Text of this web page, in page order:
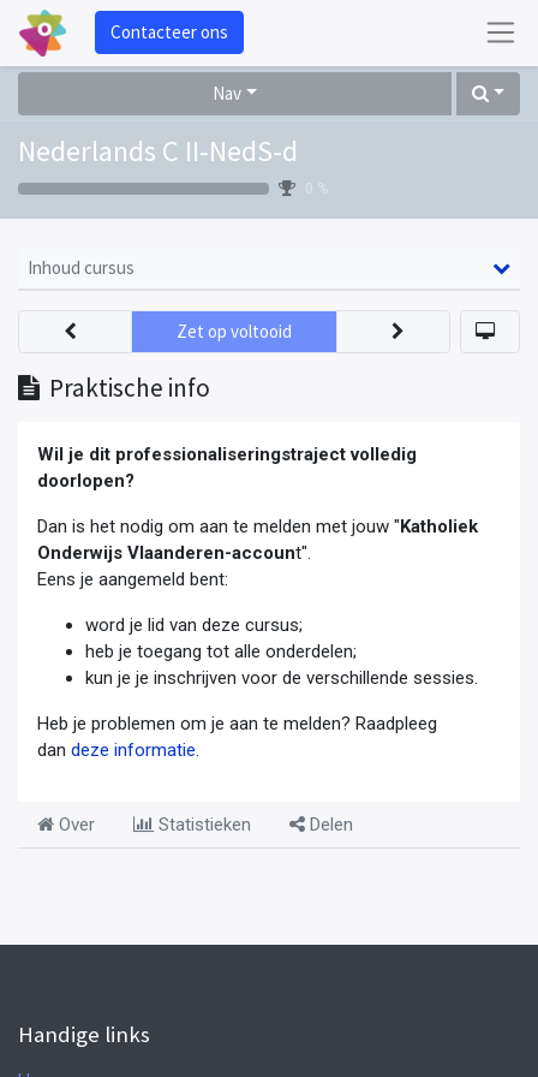
Contacteer ons
Nav
Nederlands C II-NedS-d
0 %
Inhoud cursus
Praktische info
Zet op voltooid
Wil je dit professionaliseringstraject volledig
doorlopen?
Dan is het nodig om aan te melden met jouw "Katholiek
Onderwijs Vlaanderen-account".
Eens je aangemeld bent:
word je lid van deze cursus;
heb je toegang tot alle onderdelen;
kun je je inschrijven voor de verschillende sessies.
Heb je problemen om je aan te melden? Raadpleeg
dan deze informatie
Over Statistieken Delen
Handige links